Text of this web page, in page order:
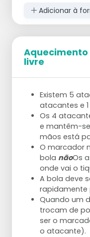
É demasiado
atacantes:
Golos:
com um
de cada
assistência.
Demasiado fácil
Regra de
passes para
Jogadores:
atacantes
jogadores
Adicionar à
livre
Existem 5
atacantes e
Os 4
e mantêm-
mãos está
O marcador
bola nãoOs
onde vai o
A bola deve
rapidamente
Quando um
trocam de
ser o
o atacante).